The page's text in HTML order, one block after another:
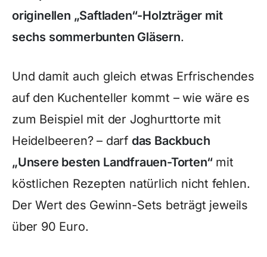
originellen „Saftladen“-Holzträger mit
sechs sommerbunten Gläsern.
Und damit auch gleich etwas Erfrischendes
auf den Kuchenteller kommt – wie wäre es
zum Beispiel mit der Joghurttorte mit
Heidelbeeren? – darf das Backbuch
„Unsere besten Landfrauen-Torten“mit
köstlichen Rezepten natürlich nicht fehlen.
Der Wert des Gewinn-Sets beträgt jeweils
über 90 Euro.